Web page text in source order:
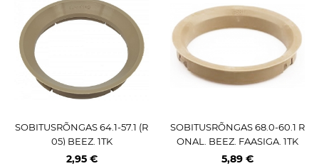
SOBITUSRÕNGAS 64.1-57.1 (R
05) BEEZ. 1TK
2,95 €
SOBITUSRÕNGAS 68.0-60.1 R
ONAL. BEEZ. FAASIGA. 1TK
5,89 €